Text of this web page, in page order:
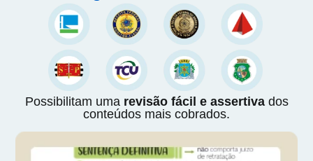
Possibilitam uma revisão fácil e assertivados
conteúdos mais cobrados.